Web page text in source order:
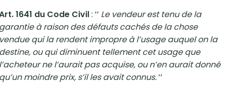
1641 du Code Civil: ’’ Le vendeur est tenu de la
à raison des défauts cachés de la chose
qui la rendent impropre à l’usage auquel on la
ou qui diminuent tellement cet usage que
ne l’aurait pas acquise, ou n’en aurait donné
moindre prix, s’il les avait connus.’’